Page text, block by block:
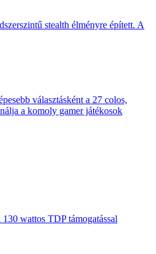
stealth élményre épített. A
választásként a 27 colos,
a komoly gamer játékosok
wattos TDP támogatással